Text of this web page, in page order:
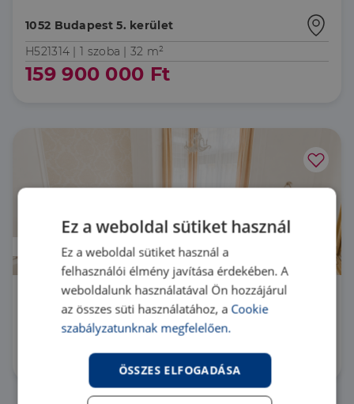
1052 Budapest 5. kerület
H521314 | 1 szoba | 32 m²
159 900 000 Ft
Prémium
1054 Budapest 5. kerület Parlament
közelében
LK077519 |1 szoba| 42 m²
126 000 000 Ft
Ez a weboldal sütiket használ
Ez a weboldal sütiket használ a
felhasználói élmény javítása érdekében. A
weboldalunk használatával Ön hozzájárul
az összes süti használatához, a Cookie
szabályzatunknak megfelelően.
ÖSSZES ELFOGADÁSA